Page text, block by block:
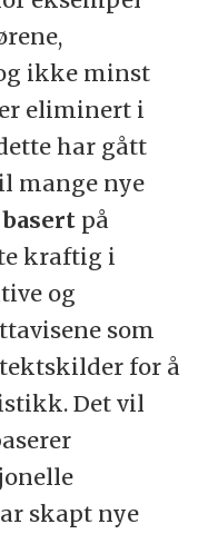
ikke minst
eliminert i
har gått
mange nye
på
kraftig i
og
som
for å
Det vil
skapt nye